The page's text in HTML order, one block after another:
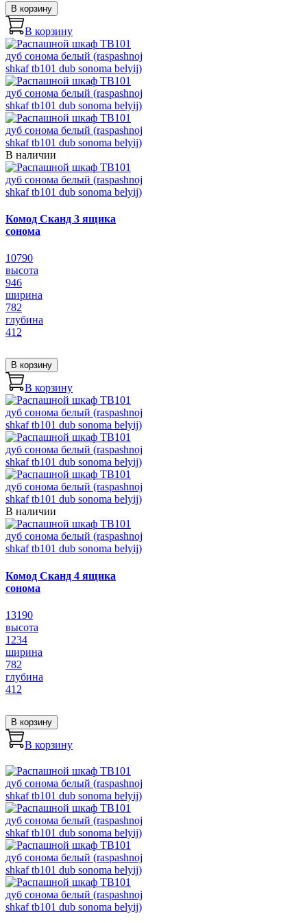
В корзину
В корзину
В наличии
Комод Сканд 3 ящика
сонома
10790
высота
946
ширина
782
глубина
412
В корзину
В корзину
В наличии
Комод Сканд 4 ящика
сонома
13190
высота
1234
ширина
782
глубина
412
В корзину
В корзину